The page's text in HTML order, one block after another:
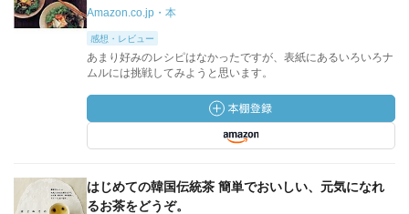
Amazon.co.jp・本
感想・レビュー
あまり好みのレシピはなかったですが、表紙にあるいろいろナ
ムルには挑戦してみようと思います。
はじめての韓国伝統茶 簡単でおいしい、元気になれ
るお茶をどうぞ。